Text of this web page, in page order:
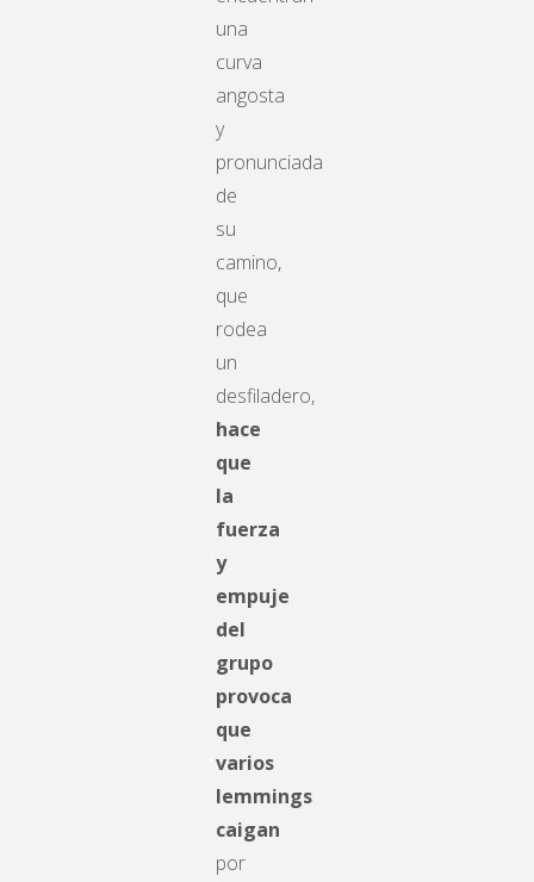
una
curva
angosta
y
pronunciada
de
su
camino,
que
rodea
un
desfiladero,
hace
que
la
fuerza
y
empuje
del
grupo
provoca
que
varios
lemmings
caigan
por